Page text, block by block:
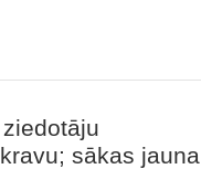
sākas jauna